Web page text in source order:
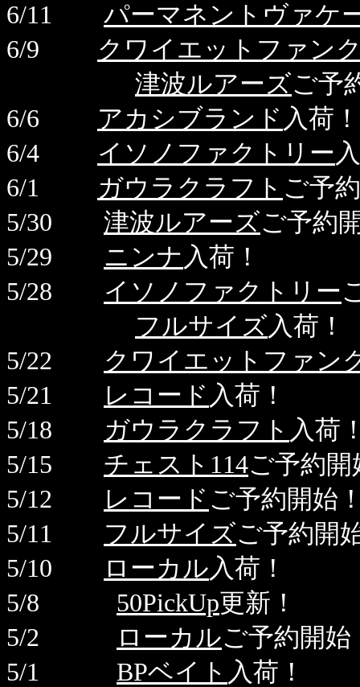
6/11 パーマネントヴァケ
6/9 クワイエットファン
津波ルアーズご予
6/6 アカシブランド 入荷！
6/4 イソノファクトリー
6/1
ガウラクラフト ご予
5/30 津波ルアーズご予約
5/29 ニンナ 入荷！
5/28 イソノファクトリー
フルサイズ入荷！
5/22 クワイエットファン
5/21
レコード 入荷！
5/18
ガウラクラフト 入荷
5/15 チェスト114ご予約開
5/12
レコード ご予約開始
5/11 フルサイズご予約開
5/10
ローカル入荷！
5/8 50PickUp更新！
5/2
ローカルご予約開始
5/1 BPベイト 入荷！